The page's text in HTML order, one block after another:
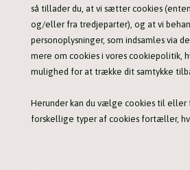
så tillader du, at vi sætter cookies
og/eller fra tredjeparter), og at vi
personoplysninger, som indsamles via
mere om cookies i vores cookiepolitik,
mulighed for at trække dit samtykke
Herunder kan du vælge cookies til eller
forskellige typer af cookies fortæller,
https://vimeo.com/939552029/
Punkteringsmodstand: 2
Elastisk velcro